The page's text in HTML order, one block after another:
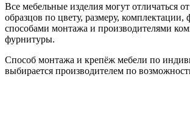
Все мебельные изделия могут отличаться
образцов по цвету, размеру, комплектации,
способами монтажа и производителями
фурнитуры.
Способ монтажа и крепёж мебели по
выбирается производителем по